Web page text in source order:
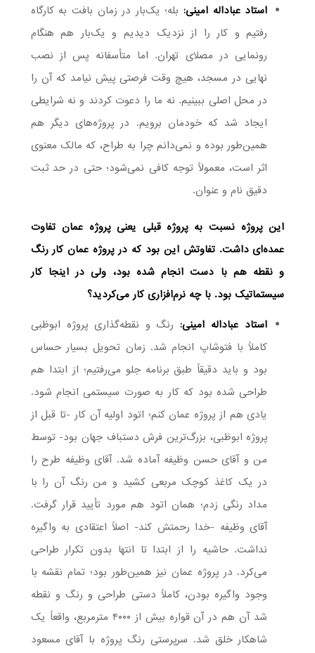
استاد عباداله امینی: بله؛ یک‌بار در زمان بافت به کارگاه
رفتیم و کار را از نزدیک دیدیم و یک‌بار هم هنگام
رونمایی در مصلای تهران. اما متأسفانه پس از نصب
نهایی در مسجد، هیچ وقت فرصتی پیش نیامد که آن را
در محل اصلی ببینیم. نه ما را دعوت کردند و نه شرایطی
ایجاد شد که خودمان برویم. در پروژه‌های دیگر هم
همین‌طور بوده و نمی‌دانم چرا به طراح، که مالک معنوی
اثر است، معمولاً توجه کافی نمی‌شود؛ حتی در حد ثبت
دقیق نام و عنوان.
این پروژه نسبت به پروژه قبلی یعنی پروژه عمان تفاوت
عمده‌ای داشت. تفاوتش این بود که در پروژه عمان کار رنگ
و نقطه هم با دست انجام شده بود، ولی در اینجا کار
سیستماتیک بود. با چه نرم‌افزاری کار می‌کردید؟
استاد عباداله امینی:رنگ و نقطه‌گذاری پروژه ابوظبی
کاملاً با فتوشاپ انجام شد. زمان تحویل بسیار حساس
بود و باید دقیقاً طبق برنامه جلو می‌رفتیم؛ از ابتدا هم
طراحی شده بود که کار به صورت سیستمی انجام شود.
یادی هم از پروژه عمان کنم؛ اتود اولیه آن کار -تا قبل از
پروژه ابوظبی، بزرگ‌ترین فرش دستباف جهان بود- توسط
من و آقای حسن وظیفه آماده شد. آقای وظیفه طرح را
در یک کاغذ کوچک مربعی کشید و من رنگ آن را با
مداد رنگی زدم؛ همان اتود هم مورد تأیید قرار گرفت.
آقای وظیفه -خدا رحمتش کند- اصلاً اعتقادی به واگیره
نداشت. حاشیه را از ابتدا تا انتها بدون تکرار طراحی
می‌کرد. در پروژه عمان نیز همین‌طور بود؛ تمام نقشه با
وجود واگیره بودن، کاملاً دستی طراحی و رنگ و نقطه
شد آن هم در آن قواره بیش از ۴۰۰۰ مترمربع، واقعاً یک
شاهکار خلق شد. سرپرستی رنگ پروژه با آقای مسعود